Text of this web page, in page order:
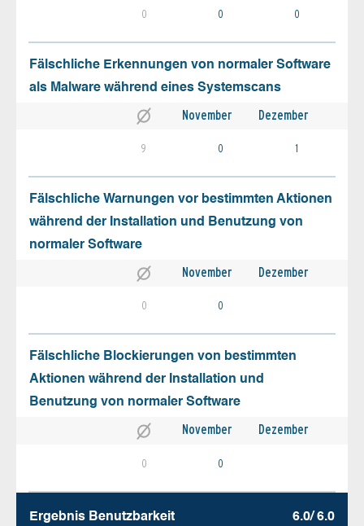
0 0 0
Fälschliche Erkennungen von normaler Software
als Malware während eines Systemscans
November Dezember
9 0 1
Fälschliche Warnungen vor bestimmten Aktionen
während der Installation und Benutzung von
normaler Software
November Dezember
0 0
Fälschliche Blockierungen von bestimmten
Aktionen während der Installation und
Benutzung von normaler Software
November Dezember
0 0
Ergebnis Benutz­barkeit 6.0/ 6.0